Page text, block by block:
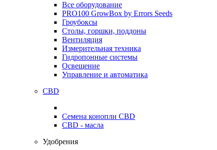
Все оборудование
PRO100 GrowBox by Errors Seeds
Гроубоксы
Столы, горшки, поддоны
Вентиляция
Измерительная техника
Гидропонные системы
Освещение
Управление и автоматика
CBD
Семена конопли CBD
CBD - масла
Удобрения